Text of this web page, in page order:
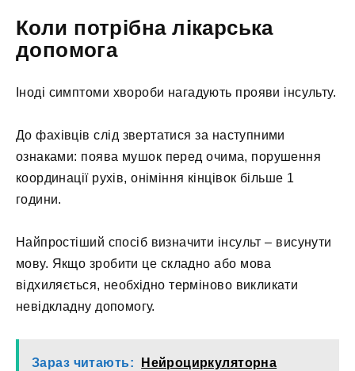
Коли потрібна лікарська
допомога
Іноді симптоми хвороби нагадують прояви інсульту.
До фахівців слід звертатися за наступними
ознаками: поява мушок перед очима, порушення
координації рухів, оніміння кінцівок більше 1
години.
Найпростіший спосіб визначити інсульт – висунути
мову. Якщо зробити це складно або мова
відхиляється, необхідно терміново викликати
невідкладну допомогу.
Зараз читають:
Нейроциркуляторна